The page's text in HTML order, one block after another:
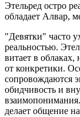
Этельред остро
обладает Алвар,
"Девятки" часто
реальностью.
витает в
от конкретики.
сопровождаются
обидчивость и
делает общение